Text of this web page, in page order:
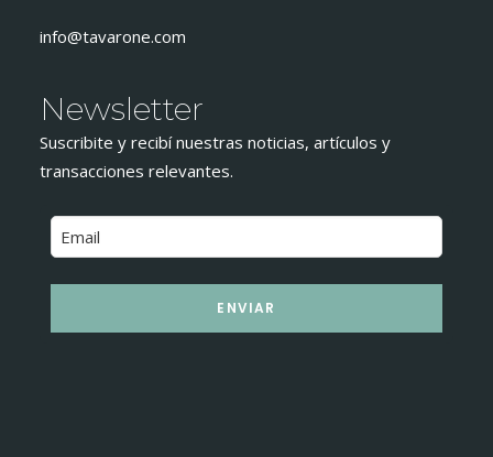
info@tavarone.com
Newsletter
Suscribite y recibí nuestras noticias, artículos y
transacciones relevantes.
ENVIAR